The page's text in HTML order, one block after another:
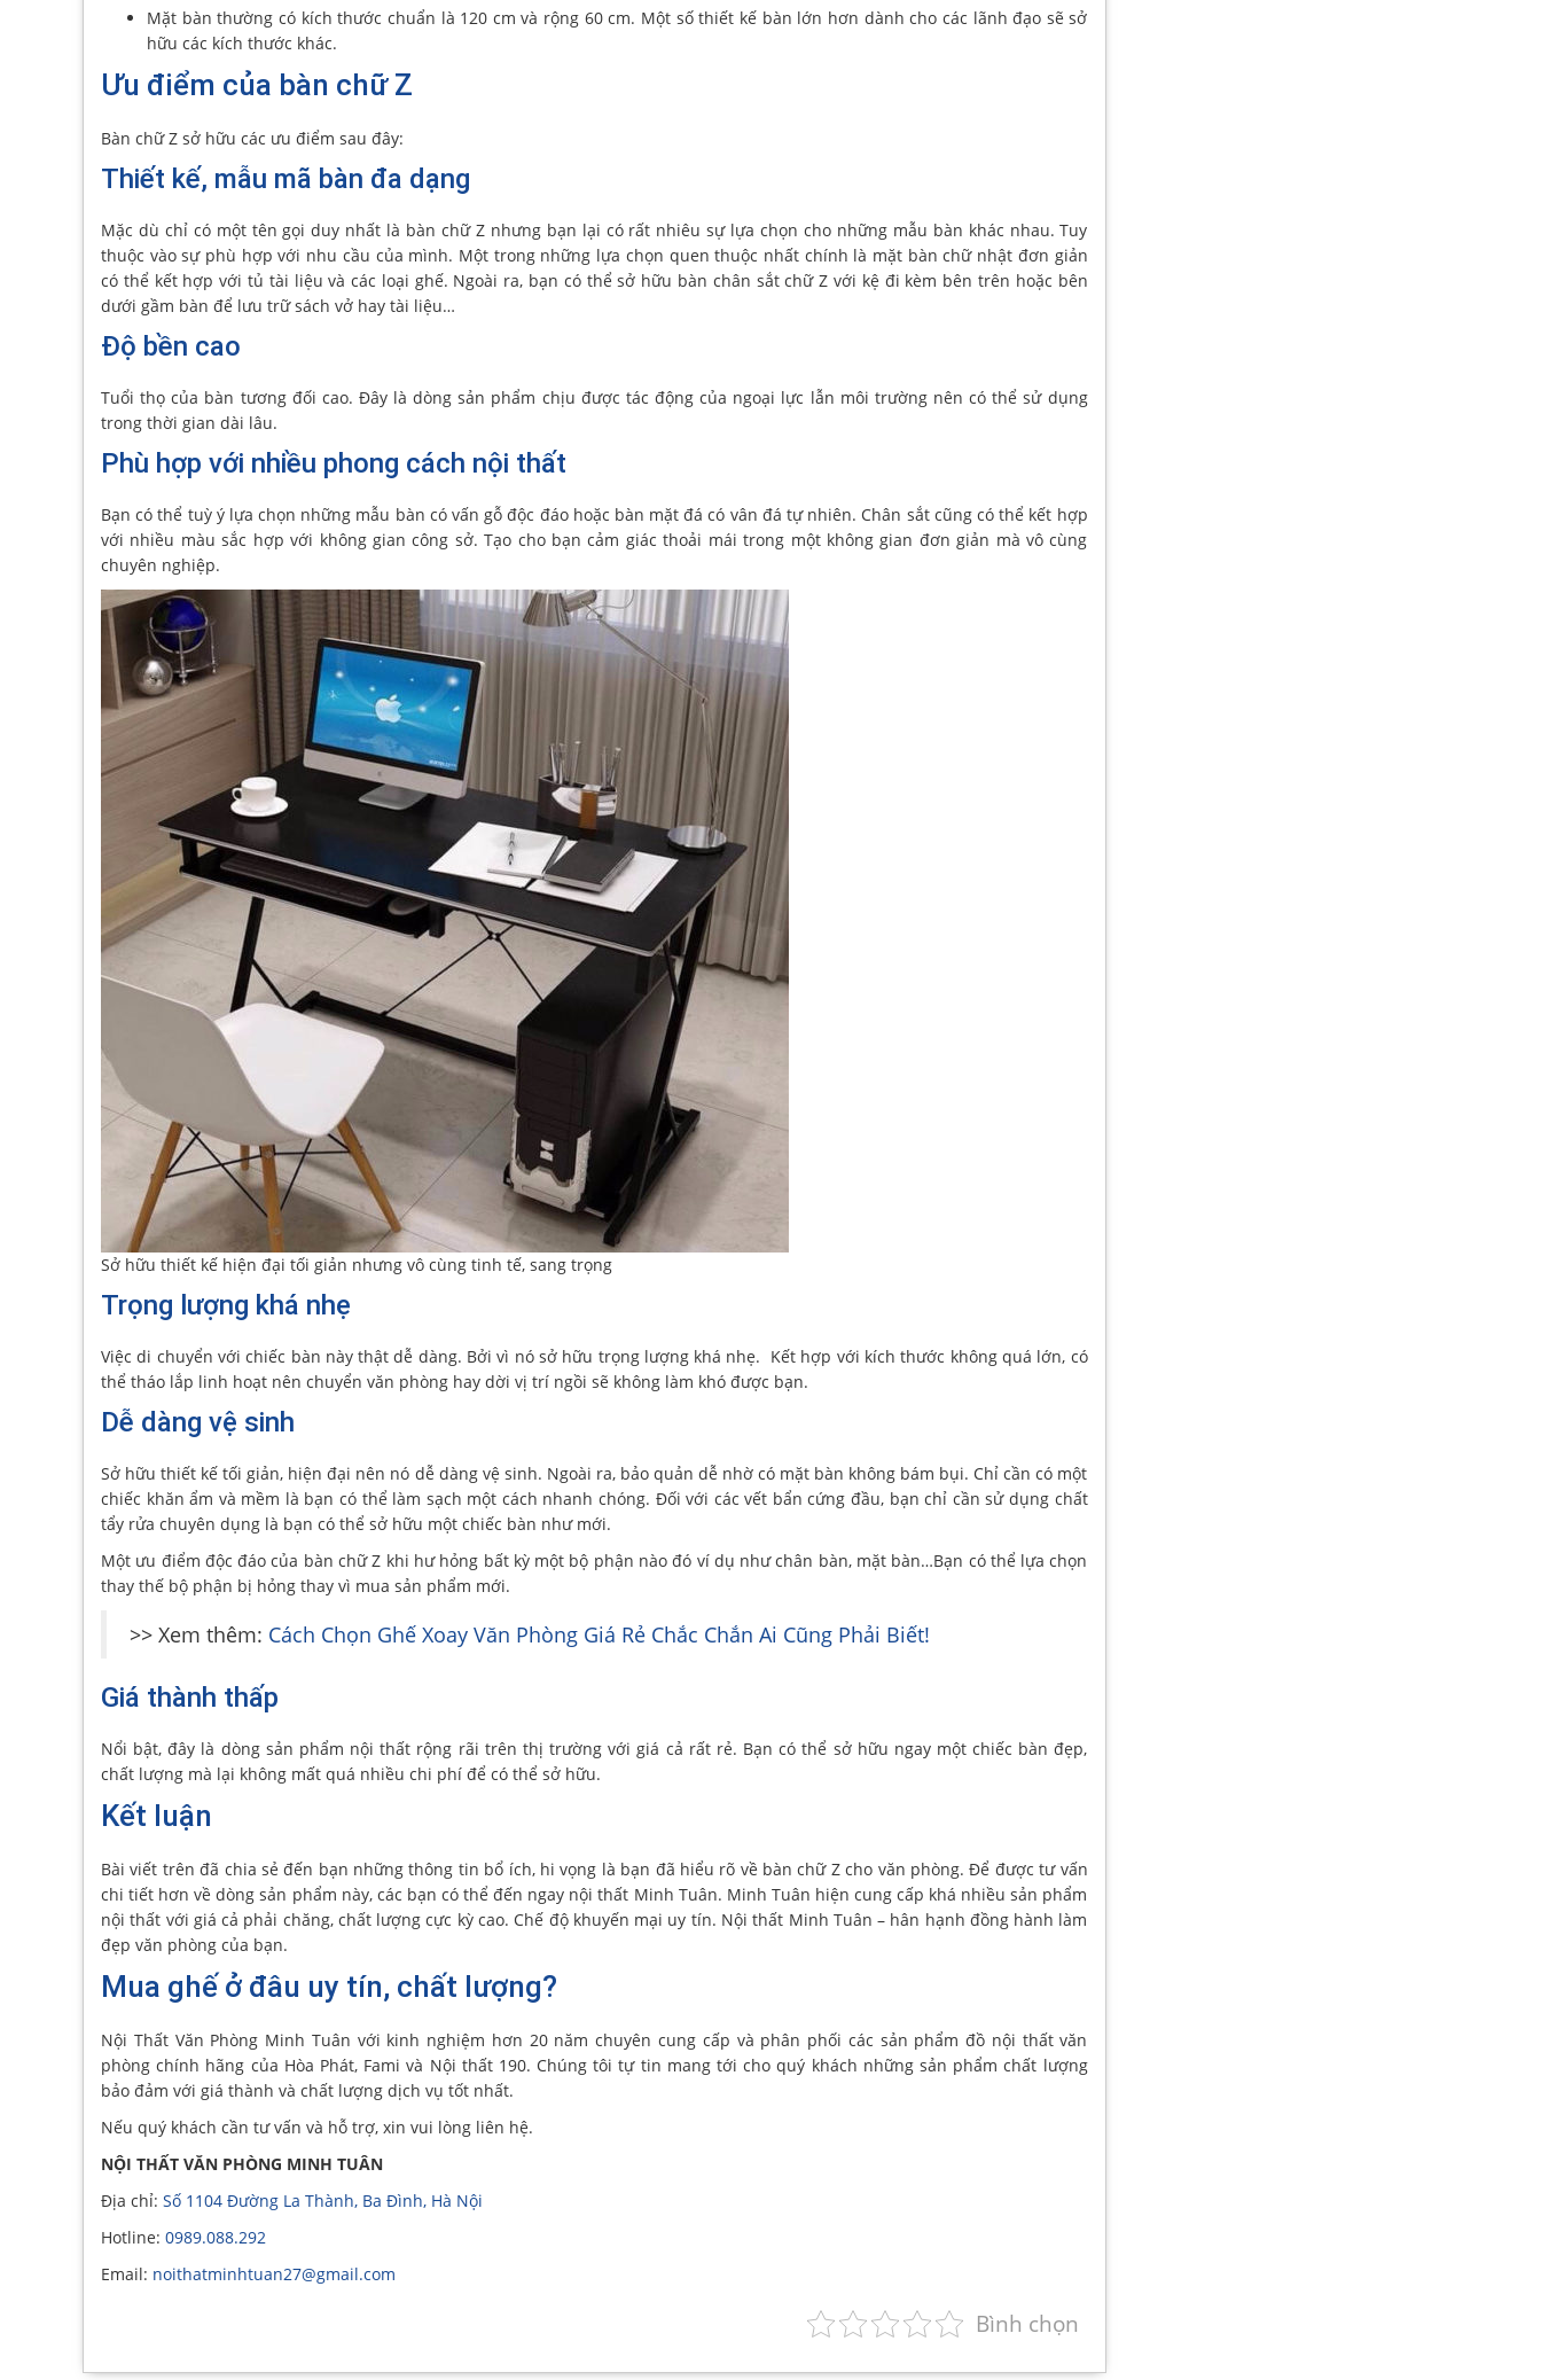
Mặt bàn thường có kích thước chuẩn là 120 cm và rộng 60 cm. Một số thiết kế bàn lớn hơn dành cho các lãnh đạo sẽ sở
hữu các kích thước khác.
Ưu điểm của bàn chữ Z
Bàn chữ Z sở hữu các ưu điểm sau đây:
Thiết kế, mẫu mã bàn đa dạng
Mặc dù chỉ có một tên gọi duy nhất là bàn chữ Z nhưng bạn lại có rất nhiêu sự lựa chọn cho những mẫu bàn khác nhau. Tuy
thuộc vào sự phù hợp với nhu cầu của mình. Một trong những lựa chọn quen thuộc nhất chính là mặt bàn chữ nhật đơn giản
có thể kết hợp với tủ tài liệu và các loại ghế. Ngoài ra, bạn có thể sở hữu bàn chân sắt chữ Z với kệ đi kèm bên trên hoặc bên
dưới gầm bàn để lưu trữ sách vở hay tài liệu…
Độ bền cao
Tuổi thọ của bàn tương đối cao. Đây là dòng sản phẩm chịu được tác động của ngoại lực lẫn môi trường nên có thể sử dụng
trong thời gian dài lâu.
Phù hợp với nhiều phong cách nội thất
Bạn có thể tuỳ ý lựa chọn những mẫu bàn có vấn gỗ độc đáo hoặc bàn mặt đá có vân đá tự nhiên. Chân sắt cũng có thể kết hợp
với nhiều màu sắc hợp với không gian công sở. Tạo cho bạn cảm giác thoải mái trong một không gian đơn giản mà vô cùng
chuyên nghiệp.
Sở hữu thiết kế hiện đại tối giản nhưng vô cùng tinh tế, sang trọng
Trọng lượng khá nhẹ
Việc di chuyển với chiếc bàn này thật dễ dàng. Bởi vì nó sở hữu trọng lượng khá nhẹ. Kết hợp với kích thước không quá lớn, có
thể tháo lắp linh hoạt nên chuyển văn phòng hay dời vị trí ngồi sẽ không làm khó được bạn.
Dễ dàng vệ sinh
Sở hữu thiết kế tối giản, hiện đại nên nó dễ dàng vệ sinh. Ngoài ra, bảo quản dễ nhờ có mặt bàn không bám bụi. Chỉ cần có một
chiếc khăn ẩm và mềm là bạn có thể làm sạch một cách nhanh chóng. Đối với các vết bẩn cứng đầu, bạn chỉ cần sử dụng chất
tẩy rửa chuyên dụng là bạn có thể sở hữu một chiếc bàn như mới.
Một ưu điểm độc đáo của bàn chữ Z khi hư hỏng bất kỳ một bộ phận nào đó ví dụ như chân bàn, mặt bàn…Bạn có thể lựa chọn
thay thế bộ phận bị hỏng thay vì mua sản phẩm mới.
>> Xem thêm: Cách Chọn Ghế Xoay Văn Phòng Giá Rẻ Chắc Chắn Ai Cũng Phải Biết!
Giá thành thấp
Nổi bật, đây là dòng sản phẩm nội thất rộng rãi trên thị trường với giá cả rất rẻ. Bạn có thể sở hữu ngay một chiếc bàn đẹp,
chất lượng mà lại không mất quá nhiều chi phí để có thể sở hữu.
Kết luận
Bài viết trên đã chia sẻ đến bạn những thông tin bổ ích, hi vọng là bạn đã hiểu rõ về bàn chữ Z cho văn phòng. Để được tư vấn
chi tiết hơn về dòng sản phẩm này, các bạn có thể đến ngay nội thất Minh Tuân. Minh Tuân hiện cung cấp khá nhiều sản phẩm
nội thất với giá cả phải chăng, chất lượng cực kỳ cao. Chế độ khuyến mại uy tín. Nội thất Minh Tuân – hân hạnh đồng hành làm
đẹp văn phòng của bạn.
Mua ghế ở đâu uy tín, chất lượng?
Nội Thất Văn Phòng Minh Tuân với kinh nghiệm hơn 20 năm chuyên cung cấp và phân phối các sản phẩm đồ nội thất văn
phòng chính hãng của Hòa Phát, Fami và Nội thất 190. Chúng tôi tự tin mang tới cho quý khách những sản phẩm chất lượng
bảo đảm với giá thành và chất lượng dịch vụ tốt nhất.
Nếu quý khách cần tư vấn và hỗ trợ, xin vui lòng liên hệ.
NỘI THẤT VĂN PHÒNG MINH TUÂN
Địa chỉ: Số 1104 Đường La Thành, Ba Đình, Hà Nội
Hotline: 0989.088.292
Email: noithatminhtuan27@gmail.com
Bình chọn